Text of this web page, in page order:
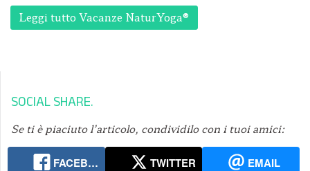
Leggi tutto Vacanze NaturYoga®
SOCIAL SHARE
Se ti è piaciuto l’articolo, condividilo con i tuoi amici:
FACEBOOK TWITTER
EMAIL